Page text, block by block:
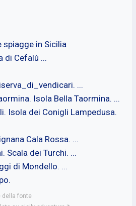
spiagge in Sicilia
di Cefalù ...
...
Isola Bella Taormina. ...
Isola dei Conigli Lampedusa.
Cala Rossa. ...
Scala dei Turchi. ...
di Mondello. ...
della fonte